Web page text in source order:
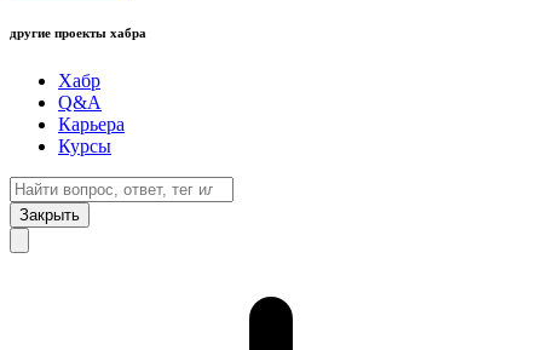
другие проекты хабра
Хабр
Q&A
Карьера
Курсы
Закрыть